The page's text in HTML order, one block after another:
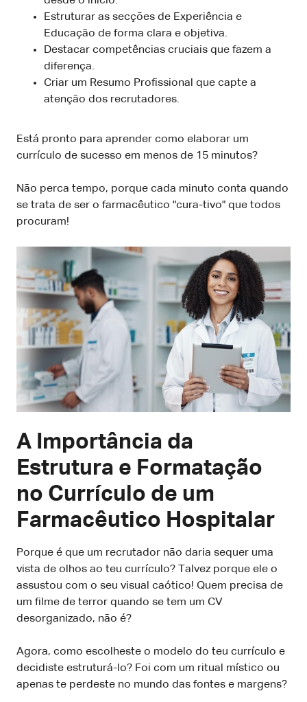
Estruturar as secções de Experiência e
Educação de forma clara e objetiva.
Destacar competências cruciais que fazem a
diferença.
Criar um Resumo Profissional que capte a
atenção dos recrutadores.
Está pronto para aprender como elaborar um
currículo de sucesso em menos de 15 minutos?
Não perca tempo, porque cada minuto conta quando
se trata de ser o farmacêutico "cura-tivo" que todos
procuram!
A Importância da
Estrutura e Formatação
no Currículo de um
Farmacêutico Hospitalar
Porque é que um recrutador não daria sequer uma
vista de olhos ao teu currículo? Talvez porque ele o
assustou com o seu visual caótico! Quem precisa de
um filme de terror quando se tem um CV
desorganizado, não é?
Agora, como escolheste o modelo do teu currículo e
decidiste estruturá-lo? Foi com um ritual místico ou
apenas te perdeste no mundo das fontes e margens?